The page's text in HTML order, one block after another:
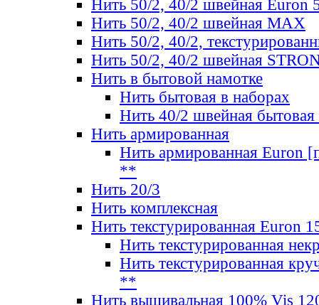
Нить 50/2, 40/2 швейная Euron
Нить 50/2, 40/2 швейная МАХ
Нить 50/2, 40/2,
Нить 50/2, 40/2 швейная
Нить в бытовой намотке
Нить бытовая в наборах
Нить 40/2 швейная бытовая
Нить армированная
Нить армированная Euron
**
Нить 20/3
Нить комплексная
Нить текстурированная Euron
Нить текстурированная
Нить текстурированная
**
Нить вышивальная 100% Vis